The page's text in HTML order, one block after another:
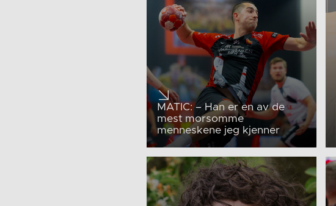
MATIC: – Han er en av de
mest morsomme
menneskene jeg kjenner